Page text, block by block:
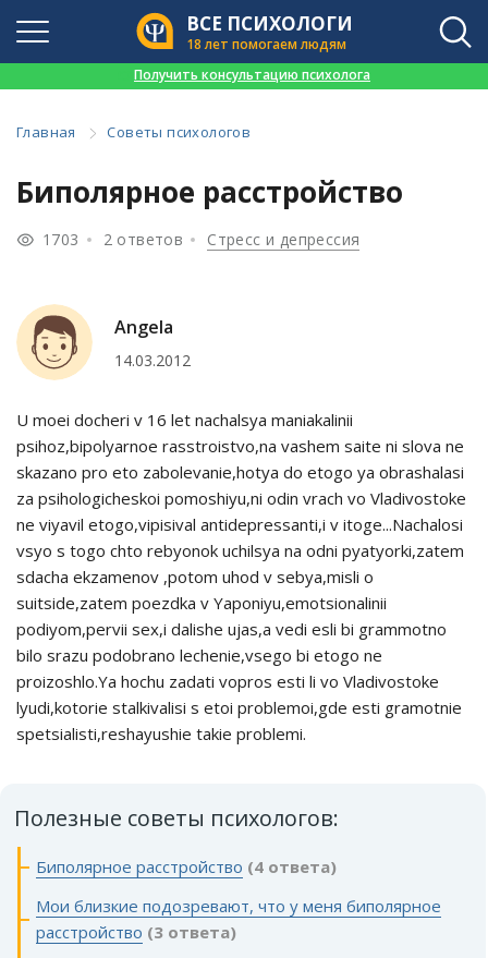
ВСЕ ПСИХОЛОГИ
18 лет помогаем людям
Получить консультацию психолога
Главная Советы психологов
Биполярное расстройство
1703 2 ответов Стресс и депрессия
Angela
14.03.2012
U moei docheri v 16 let nachalsya maniakalinii
psihoz,bipolyarnoe rasstroistvo,na vashem saite ni slova ne
skazano pro eto zabolevanie,hotya do etogo ya obrashalasi
za psihologicheskoi pomoshiyu,ni odin vrach vo Vladivostoke
ne viyavil etogo,vipisival antidepressanti,i v itoge...Nachalosi
vsyo s togo chto rebyonok uchilsya na odni pyatyorki,zatem
sdacha ekzamenov ,potom uhod v sebya,misli o
suitside,zatem poezdka v Yaponiyu,emotsionalinii
podiyom,pervii sex,i dalishe ujas,a vedi esli bi grammotno
bilo srazu podobrano lechenie,vsego bi etogo ne
proizoshlo.Ya hochu zadati vopros esti li vo Vladivostoke
lyudi,kotorie stalkivalisi s etoi problemoi,gde esti gramotnie
spetsialisti,reshayushie takie problemi.
Полезные советы психологов:
Биполярное расстройство (4 ответа)
Мои близкие подозревают, что у меня биполярное
расстройство (3 ответа)